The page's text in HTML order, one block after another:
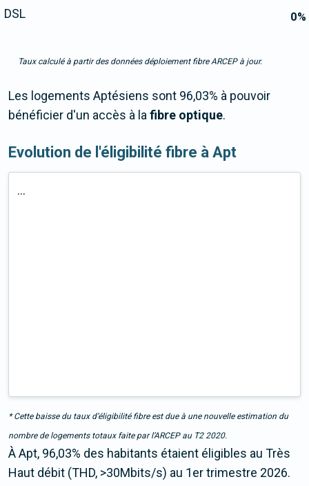
0%
DSL
Taux calculé à partir des données déploiement fibre ARCEP à jour.
Les logements Aptésiens sont 96,03% à pouvoir
bénéficier d'un accès à lafibre optique.
Evolution de l'éligibilité fibre à Apt
...
* Cette baisse du taux d’éligibilité fibre est due à une nouvelle estimation du
nombre de logements totaux faite par l’ARCEP au T2 2020.
À Apt, 96,03% des habitants étaient éligibles au Très
Haut débit (THD, >30Mbits/s) au 1er trimestre 2026.